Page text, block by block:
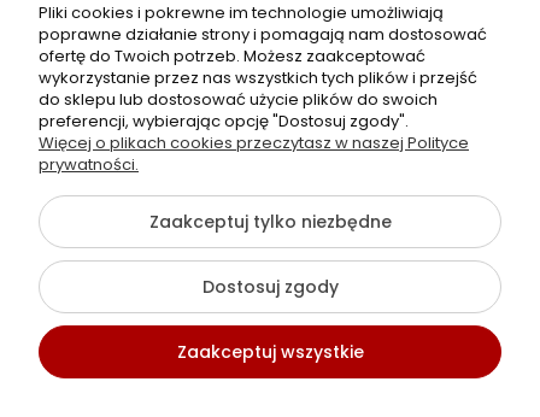
Dane kontaktowe
Zadzwoń do nas lub napisz wiadomość e-mail:
+48 537 782 564
+48 537 461 261
sklep@virpol.pl
©2026 Wszelkie Prawa Zastrzeżone | Choinki Sztuczne Virpol
Szablon Flex byEcommercy
Pliki cookies i pokrewne im technologie umożliwiają
poprawne działanie strony i pomagają nam dostosować
ofertę do Twoich potrzeb. Możesz zaakceptować
wykorzystanie przez nas wszystkich tych plików i przejść
do sklepu lub dostosować użycie plików do swoich
preferencji, wybierając opcję "Dostosuj zgody".
Więcej o plikach cookies przeczytasz w naszej Polityce
prywatności.
Zaakceptuj tylko niezbędne
Dostosuj zgody
Zaakceptuj wszystkie